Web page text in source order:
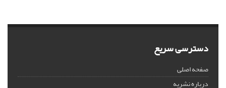
دسترسی سریع
صفحه اصلی
درباره نشریه